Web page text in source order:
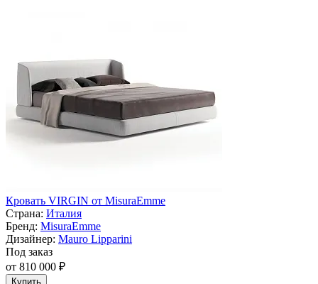
Кровать VIRGIN от MisuraEmme
Страна: Италия
Бренд: MisuraEmme
Дизайнер: Mauro Lipparini
Под заказ
от 810 000 ₽
Купить